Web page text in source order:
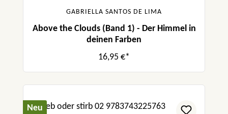
GABRIELLA SANTOS DE LIMA
Above the Clouds (Band 1) - Der Himmel in
deinen Farben
16,95 €*
Neu